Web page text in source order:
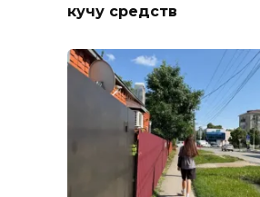
кучу средств